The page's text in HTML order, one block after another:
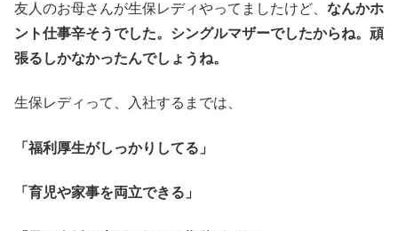
友人のお母さんが生保レディやってましたけど、 なんかホ
ント仕事辛そうでした。シングルマザーでしたからね。頑
張るしかなかったんでしょうね。
生保レディって、入社するまでは、
「福利厚生がしっかりしてる」
「育児や家事を両立できる」